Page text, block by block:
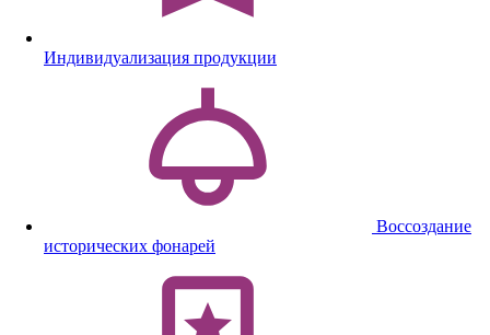
Индивидуализация продукции
Воссоздание
исторических фонарей